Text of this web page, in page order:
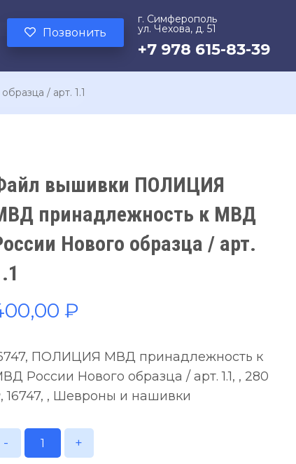
г. Симферополь
ул. Чехова, д. 51
+7 978 615-83-39
Позвонить
/ арт. 1.1
вышивки ПОЛИЦИЯ
принадлежность к МВД
Нового образца / арт.
₽
ПОЛИЦИЯ МВД принадлежность к
России Нового образца / арт. 1.1, , 280
16747, , Шевроны и нашивки
- +